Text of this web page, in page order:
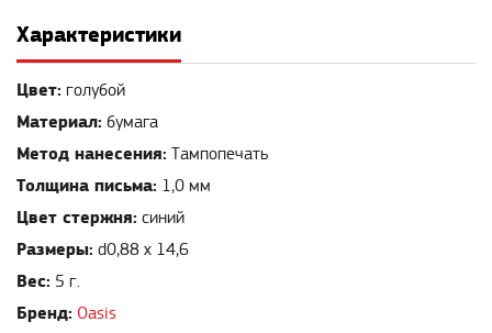
Характеристики
Цвет: голубой
Материал: бумага
Метод нанесения: Тампопечать
Толщина письма: 1,0 мм
Цвет стержня: синий
Размеры: d0,88 х 14,6
Вес: 5 г.
Бренд: Oasis